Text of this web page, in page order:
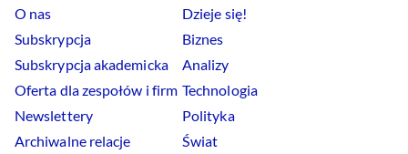
O nas
Subskrypcja
Subskrypcja akademicka
Oferta dla zespołów i firm
Newslettery
Archiwalne relacje
Dzieje się!
Biznes
Analizy
Technologia
Polityka
Świat